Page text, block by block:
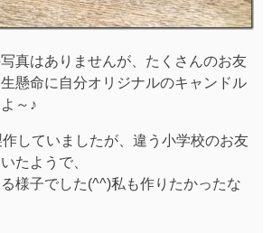
真はありませんが、たくさんのお友
懸命に自分オリジナルのキャンドル
～♪
していましたが、違う小学校のお友
たようで、
様子でした(^^)私も作りたかったな